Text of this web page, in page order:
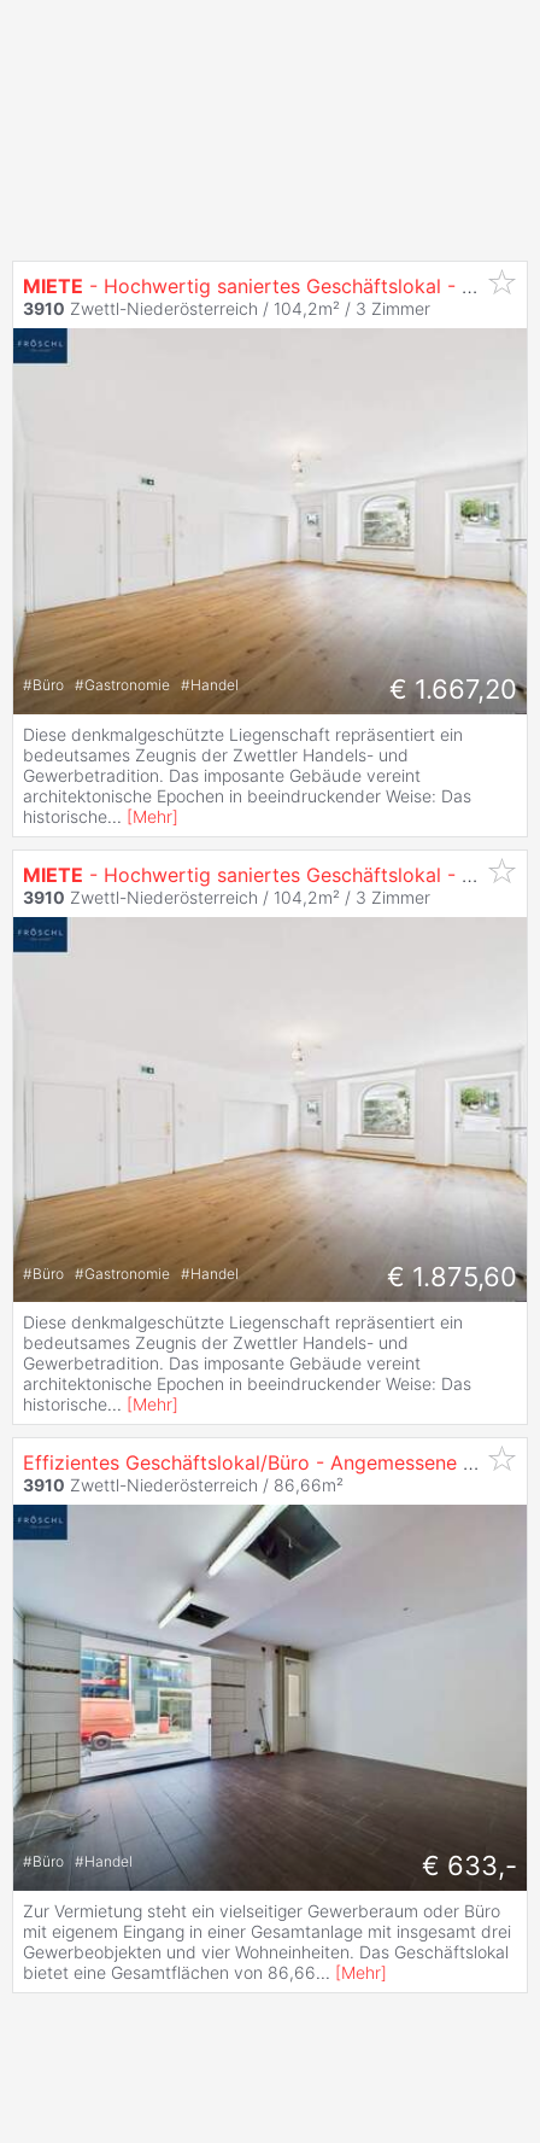
MIETE - Hochwertig saniertes Geschäftslokal - Zwettl Landstraße / Hauptplatz
3910 Zwettl-Niederösterreich / 104,2m² / 3 Zimmer
#Büro #Gastronomie #Handel € 1.667,20
Diese denkmalgeschützte Liegenschaft repräsentiert ein
bedeutsames Zeugnis der Zwettler Handels- und
Gewerbetradition. Das imposante Gebäude vereint
architektonische Epochen in beeindruckender Weise: Das
historische... [Mehr]
MIETE - Hochwertig saniertes Geschäftslokal - Zwettl Landstraße / Hauptplatz
3910 Zwettl-Niederösterreich / 104,2m² / 3 Zimmer
#Büro #Gastronomie #Handel € 1.875,60
Diese denkmalgeschützte Liegenschaft repräsentiert ein
bedeutsames Zeugnis der Zwettler Handels- und
Gewerbetradition. Das imposante Gebäude vereint
architektonische Epochen in beeindruckender Weise: Das
historische... [Mehr]
Effizientes Geschäftslokal/Büro - Angemessene
MIETE
3910 Zwettl-Niederösterreich / 86,66m²
#Büro #Handel € 633,-
Zur Vermietung steht ein vielseitiger Gewerberaum oder Büro
mit eigenem Eingang in einer Gesamtanlage mit insgesamt drei
Gewerbeobjekten und vier Wohneinheiten. Das Geschäftslokal
bietet eine Gesamtflächen von 86,66... [Mehr]